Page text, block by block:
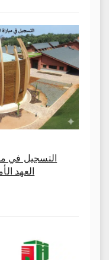
التسجيل في
العهد